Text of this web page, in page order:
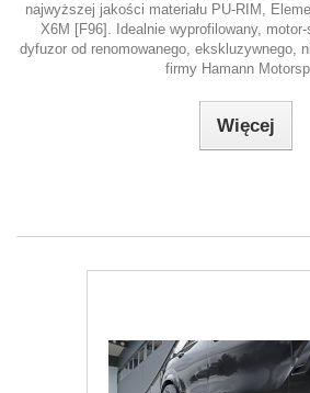
najwyższej jakości materiału PU-RIM,
X6M [F96]. Idealnie wyprofilowany,
dyfuzor od renomowanego, ekskluzywnego,
firmy Hamann
Więcej